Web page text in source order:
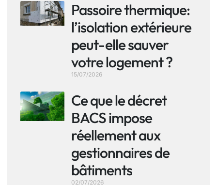
Passoire thermique:
l’isolation extérieure
peut-elle sauver
votre logement ?
15/07/2026
Ce que le décret
BACS impose
réellement aux
gestionnaires de
bâtiments
02/07/2026